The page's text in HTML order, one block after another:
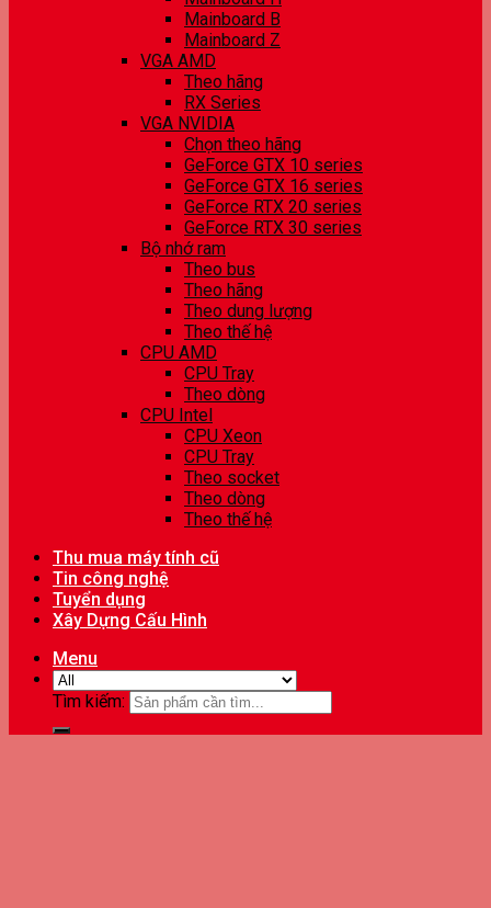
Mainboard B
Mainboard Z
VGA AMD
Theo hãng
RX Series
VGA NVIDIA
Chọn theo hãng
GeForce GTX 10 series
GeForce GTX 16 series
GeForce RTX 20 series
GeForce RTX 30 series
Bộ nhớ ram
Theo bus
Theo hãng
Theo dung lượng
Theo thế hệ
CPU AMD
CPU Tray
Theo dòng
CPU Intel
CPU Xeon
CPU Tray
Theo socket
Theo dòng
Theo thế hệ
Thu mua máy tính cũ
Tin công nghệ
Tuyển dụng
Xây Dựng Cấu Hình
Menu
Tìm kiếm: